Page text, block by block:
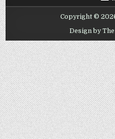
者
的
福
利！
Ever
Cigar
Shop
有
更
多
選
擇！
茄
好
的
福
利
有
更
多
選
擇
Copyright ©
Design by